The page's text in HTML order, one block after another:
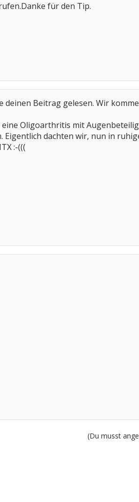
für den Tip.
Beitrag gelesen. Wir
Oligoarthritis mit
dachten wir, nun in
:-(((
(Du musst